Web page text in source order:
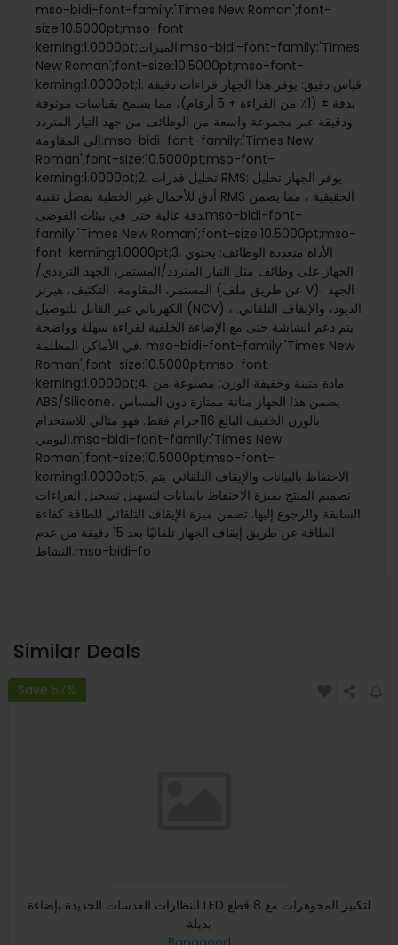
mso-bidi-font-family:'Times New Roman';font-
size:10.5000pt;mso-font-
kerning:1.0000pt;الميزات:mso-bidi-font-family:'Times
New Roman';font-size:10.5000pt;mso-font-
kerning:1.0000pt;1. قياس دقيق: يوفر هذا الجهاز قراءات دقيقة
بدقة ± (1٪ من القراءة + 5 أرقام)، مما يسمح بقياسات موثوقة
ودقيقة عبر مجموعة واسعة من الوظائف من جهد التيار المتردد
إلى المقاومة.mso-bidi-font-family:'Times New
Roman';font-size:10.5000pt;mso-font-
kerning:1.0000pt;2. تحليل قدرات RMS: يوفر الجهاز تحليل
أدق للأحمال غير الخطية بفضل تقنية RMS الحقيقية ، مما يضمن
دقة عالية حتى في بيئات الفوضى.mso-bidi-font-
family:'Times New Roman';font-size:10.5000pt;mso-
font-kerning:1.0000pt;3. الأداة متعددة الوظائف: يحتوي
الجهاز على وظائف مثل التيار المتردد/المستمر، الجهد الترددي/
المستمر، المقاومة، التكثيف، هيرتز (عن طريق ملف V)، الجهد
الكهربائي غير القابل للتوصيل (NCV) ، الديود، والإيقاف التلقائي.
يتم دعم الشاشة حتى مع الإضاءة الخلفية لقراءة سهلة وواضحة
في الأماكن المظلمة. mso-bidi-font-family:'Times New
Roman';font-size:10.5000pt;mso-font-
kerning:1.0000pt;4. مادة متينة وخفيفة الوزن: مصنوعة من
ABS/Silicone، يضمن هذا الجهاز متانة ممتازة دون المساس
بالوزن الخفيف البالغ 116جرام فقط. فهو مثالي للاستخدام
اليومي.mso-bidi-font-family:'Times New
Roman';font-size:10.5000pt;mso-font-
kerning:1.0000pt;5. الاحتفاظ بالبيانات والإيقاف التلقائي: يتم
تصميم المنتج بميزة الاحتفاظ بالبيانات لتسهيل تسجيل القراءات
السابقة والرجوع إليها. تضمن ميزة الإيقاف التلقائي للطاقة كفاءة
الطاقة عن طريق إيقاف الجهاز تلقائيًا بعد 15 دقيقة من عدم
النشاط.mso-bidi-fo
Similar Deals
Save 57%
النظارات العدسات الجديدة بإضاءة LED لتكبير المجوهرات مع 8 قطع
بديلة